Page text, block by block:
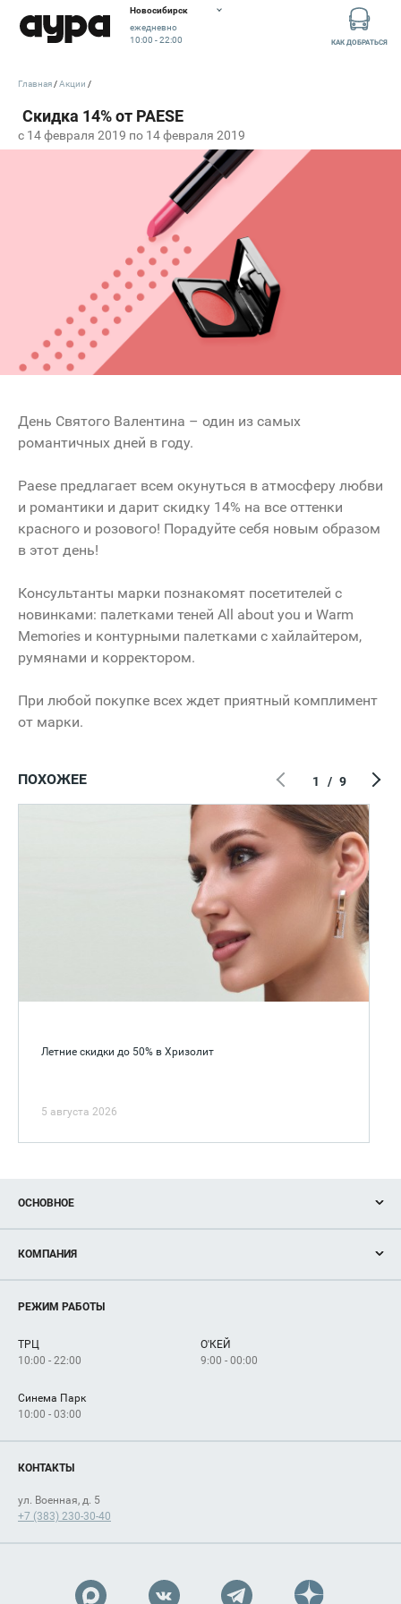
Новосибирск
ежедневно
10:00 - 22:00
КАК ДОБРАТЬСЯ
c 14 февраля 2019 по 14 февраля 2019
Главная Акции
День Святого Валентина – один из самых
романтичных дней в году.
Paese предлагает всем окунуться в атмосферу любви
и романтики и дарит скидку 14% на все оттенки
красного и розового! Порадуйте себя новым образом
в этот день!
Консультанты марки познакомят посетителей с
новинками: палетками теней All about you и Warm
Memories и контурными палетками с хайлайтером,
румянами и корректором.
При любой покупке всех ждет приятный комплимент
от марки.
ПОХОЖЕЕ
Летние скидки до 50% в Хризолит
5 августа 2026
1 / 9
ОСНОВНОЕ
Новости
Магазины
Услуги
КОМПАНИЯ
Рекламодателям
Как добраться
РЕЖИМ РАБОТЫ
ТРЦ
10:00 - 22:00
О'КЕЙ
9:00 - 00:00
Синема Парк
10:00 - 03:00
КОНТАКТЫ
ул. Военная, д. 5
+7 (383) 230-30-40